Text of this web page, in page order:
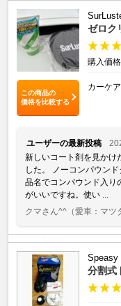
この商品の
価格を比較する
ゼロク
購入価
カーケア
ユーザーの最新投稿
新しいコート剤を見かけ
した。 ノーコンパウン
品名でコンパウンド入り
がいいですね。使い ...
クマさん^^ （愛車：マツ
Speasy
分割式